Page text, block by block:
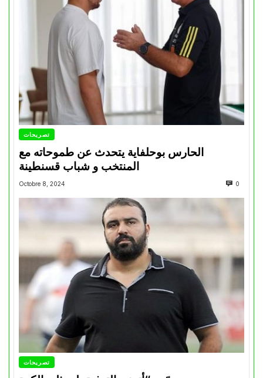
تصريحات
الحارس بوحلفاية يتحدث عن طموحاته مع
المنتخب و شباب قسنطينة
Octobre 8, 2024 0
تصريحات